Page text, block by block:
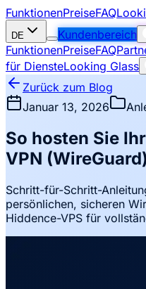
FunktionenPreiseFAQ
DE Kundenbereich
FunktionenPreiseFAQ
für DiensteLooking Glass
Zurück zum Blog
Januar 13, 2026
So hosten Sie
VPN (WireGuard)
Schritt-für-Schritt-
persönlichen, sicheren
Hiddence-VPS für